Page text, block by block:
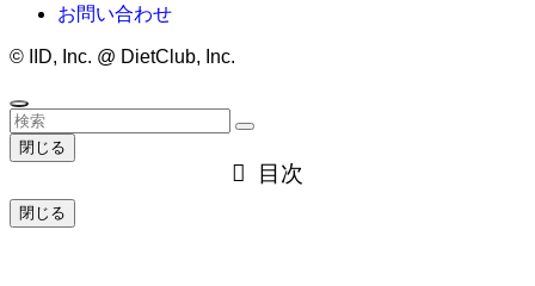
お問い合わせ
© IID, Inc. @ DietClub, Inc.
閉じる
目次
閉じる